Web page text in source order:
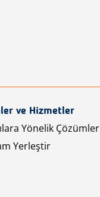
ve Hizmetler
Yönelik Çözümler
Yerleştir